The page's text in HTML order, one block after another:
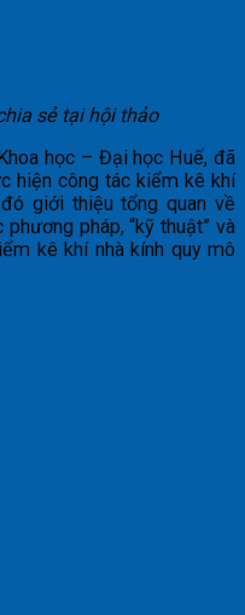
sẻ tại hội thảo
học – Đại học Huế, đã
hiện công tác kiểm kê khí
giới thiệu tổng quan về
pháp, “kỹ thuật” và
kê khí nhà kính quy mô